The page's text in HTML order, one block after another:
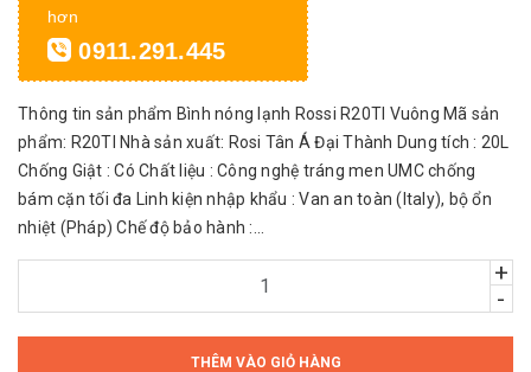
hơn
0911.291.445
Thông tin sản phẩm Bình nóng lạnh Rossi R20TI Vuông Mã sản
phẩm: R20TI Nhà sản xuất: Rosi Tân Á Đại Thành Dung tích : 20L
Chống Giật : Có Chất liệu : Công nghệ tráng men UMC chống
bám cặn tối đa Linh kiện nhập khẩu : Van an toàn (Italy), bộ ổn
nhiệt (Pháp) Chế độ bảo hành :...
+
-
THÊM VÀO GIỎ HÀNG